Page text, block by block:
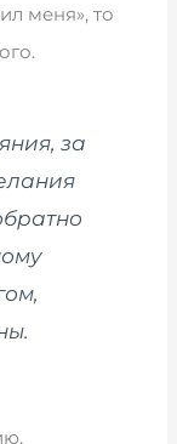
меня», то
за